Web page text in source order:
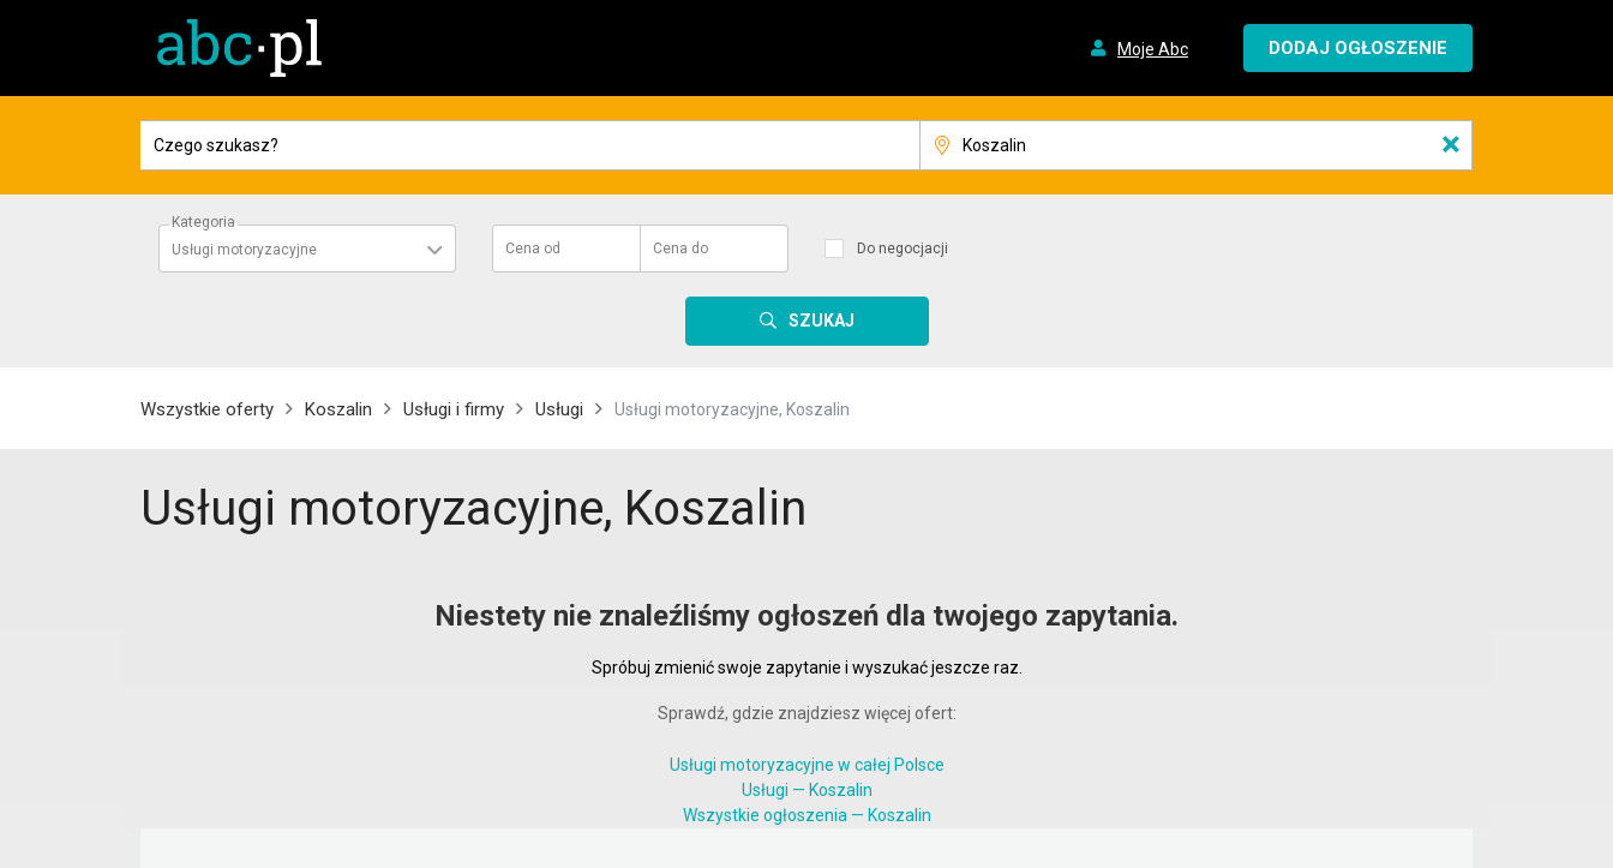
Moje Abc DODAJ OGŁOSZENIE
×
Kategoria
Usługi motoryzacyjne
Cena od Cena do Do negocjacji
SZUKAJ
Wszystkie oferty Koszalin Usługi i firmy Usługi Usługi motoryzacyjne, Koszalin
Usługi motoryzacyjne, Koszalin
Niestety nie znaleźliśmy ogłoszeń dla twojego zapytania.
Spróbuj zmienić swoje zapytanie i wyszukać jeszcze raz.
Sprawdź, gdzie znajdziesz więcej ofert:
Usługi motoryzacyjne w całej Polsce
Usługi — Koszalin
Wszystkie ogłoszenia — Koszalin